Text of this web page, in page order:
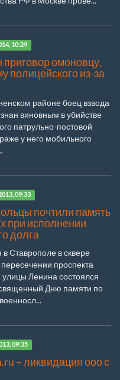
10:29
омоновцу,
полицейского из-за
районе боец взвода
виновным в убийстве
патрульно-постовой
у него мобильного
09:33
почтили память
при исполнении
долга
в Ставрополе в сквере
проспекта
улицы Ленина состоялся
Дню памяти по
09:35
– ликвидация ооо с